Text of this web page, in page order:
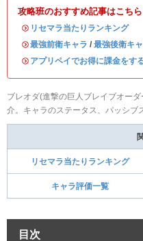
攻略班のおすすめ記事はこちら
・ リセマラ当たりランキング
・最強前衛キャラ / 最強後衛キ
・ アプリペイでお得に課金をす
ブレオダ(進撃の巨人ブレイブオー
介。キャラのステータス、パッシブ
リセマラ当たりランキング
キャラ評価一覧
目次